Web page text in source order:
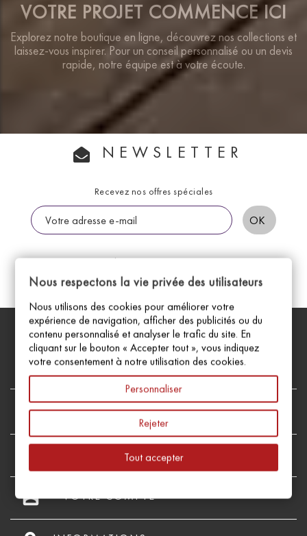
VOTRE PROJET COMMENCE ICI
Explorez notre boutique en ligne, découvrez nos collections et
laissez-vous inspirer. Pour un conseil personnalisé ou un devis
rapide, notre équipe est à votre écoute.
NEWSLETTER
Recevez nos offres spéciales
Vous pouvez vous désinscrire à tout moment. Vous trouverez
pour cela nos informations de contact dans les conditions
d'utilisation du site.
FacebookInstagram
reorder PRODUITS 
NOTRE SOCIÉTÉ
account_box VOTRE COMPTE 
Nous respectons la vie privée des utilisateurs
Nous utilisons des cookies pour améliorer votre
expérience de navigation, afficher des publicités ou du
contenu personnalisé et analyser le trafic du site. En
cliquant sur le bouton « Accepter tout », vous indiquez
votre consentement à notre utilisation des cookies.
Personnaliser
Rejeter
Tout accepter